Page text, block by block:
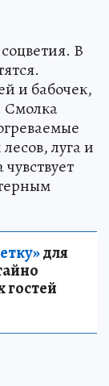
В
и бабочек,
Смолка
луга и
для
гостей